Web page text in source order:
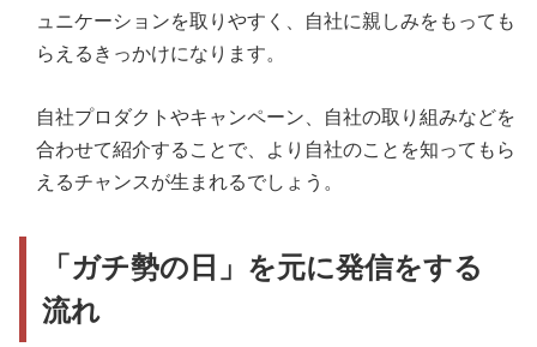
ュニケーションを取りやすく、自社に親しみをもっても
らえるきっかけになります。
自社プロダクトやキャンペーン、自社の取り組みなどを
合わせて紹介することで、より自社のことを知ってもら
えるチャンスが生まれるでしょう。
「ガチ勢の日」を元に発信をする
流れ